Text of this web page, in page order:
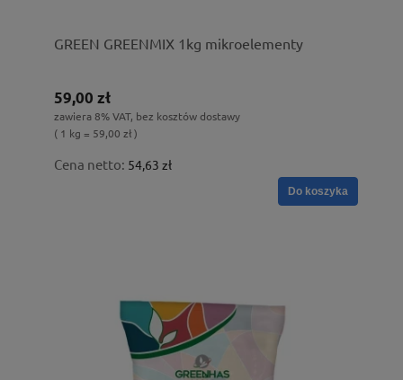
GREEN GREENMIX 1kg mikroelementy
59,00 zł
zawiera 8% VAT, bez kosztów dostawy
( 1 kg = 59,00 zł )
Cena netto: 54,63 zł
Do koszyka